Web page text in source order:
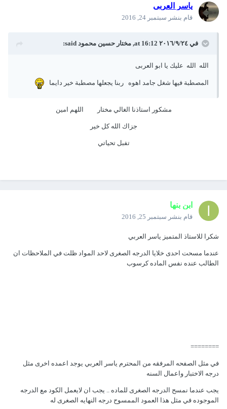
ياسر العربى
قام بنشر سبتمبر 24, 2016
في ٢٤‏/٩‏/٢٠١٦ at 16:12, مختار حسين محمودsaid:
الله الله عليك يا ابو العربى
المصطبة فيها شغل جامد اهوه ربنا يجعلها مصطبة خير دايما
مشكور استاذنا الغالي مختار اللهم امين
جزاك الله كل خير
تفبل تحياتي
ابن بنها
قام بنشر سبتمبر 25, 2016
شكرا للاستاذ المتميز ياسر العربي
عندما مسحت احدى خلايا الدرجه الصغرى لاحد المواد ظلت في الملاحظات ان
الطالب عنده نفس الماده كرسوب
========
في مثل الصفحه المرفقه من المحترم ياسر العربي يوجد اعمده اخرى مثل
درجه الاختبار واعمال السنه
يجب عندما نمسح الدرجه الصغرى للماده .. يجب ان لايعمل الكود مع الدرجه
الموجوده في مثل هذا العمود الممسوح درجه النهايه الصغرى له